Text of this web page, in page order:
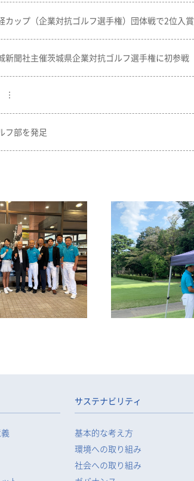
カップ（企業対抗ゴルフ選手権）団体戦で2位入賞
新聞社主催茨城県企業対抗ゴルフ選手権に初参戦
フ部を発足
サステナビリティ
基本的な考え方
環境への取り組み
社会への取り組み